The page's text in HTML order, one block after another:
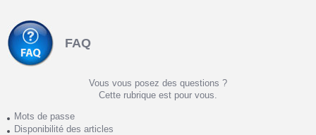
FAQ
Vous vous posez des questions ?
Cette rubrique est pour vous.
Mots de passe
Disponibilité des articles